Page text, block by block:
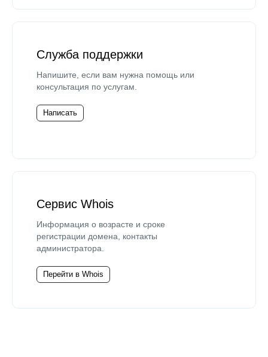
Служба поддержки
Напишите, если вам нужна помощь или
консультация по услугам.
Написать
Сервис Whois
Информация о возрасте и сроке
регистрации домена, контакты
администратора.
Перейти в Whois